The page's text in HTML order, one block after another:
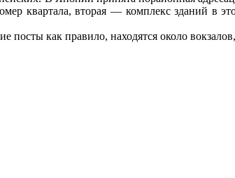
квартала, вторая — комплекс зданий в
как правило, находятся около